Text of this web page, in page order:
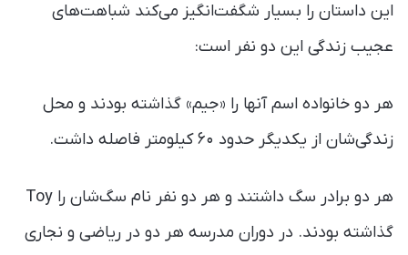
این داستان را بسیار شگفت‌انگیز می‌کند شباهت‌های
عجیب زندگی این دو نفر است:
هر دو خانواده اسم آنها را «جیم» گذاشته بودند و محل
زندگی‌شان از یکدیگر حدود ۶۰ کیلومتر فاصله داشت.
هر دو برادر سگ داشتند و هر دو نفر نام سگ‌شان را Toy
گذاشته بودند. در دوران مدرسه هر دو در ریاضی و نجاری